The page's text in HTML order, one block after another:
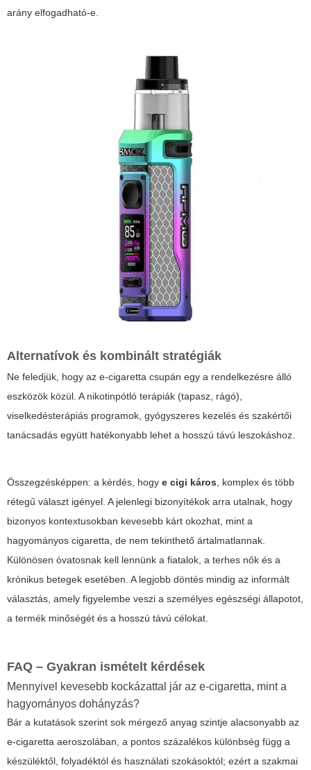
arány elfogadható-e.
Alternatívok és kombinált stratégiák
Ne feledjük, hogy az e-cigaretta csupán egy a rendelkezésre álló
eszközök közül. A nikotinpótló terápiák (tapasz, rágó),
viselkedésterápiás programok, gyógyszeres kezelés és szakértői
tanácsadás együtt hatékonyabb lehet a hosszú távú leszokáshoz.
Összegzésképpen: a kérdés, hogy e cigi káros, komplex és több
rétegű választ igényel. A jelenlegi bizonyítékok arra utalnak, hogy
bizonyos kontextusokban kevesebb kárt okozhat, mint a
hagyományos cigaretta, de nem tekinthető ártalmatlannak.
Különösen óvatosnak kell lennünk a fiatalok, a terhes nők és a
krónikus betegek esetében. A legjobb döntés mindig az informált
választás, amely figyelembe veszi a személyes egészségi állapotot,
a termék minőségét és a hosszú távú célokat.
FAQ – Gyakran ismételt kérdések
Mennyivel kevesebb kockázattal jár az e-cigaretta, mint a
hagyományos dohányzás?
Bár a kutatások szerint sok mérgező anyag szintje alacsonyabb az
e-cigaretta aeroszolában, a pontos százalékos különbség függ a
készüléktől, folyadéktól és használati szokásoktól; ezért a szakmai